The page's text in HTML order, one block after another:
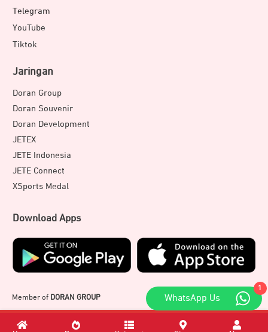
Telegram
YouTube
Tiktok
Jaringan
Doran Group
Doran Souvenir
Doran Development
JETEX
JETE Indonesia
JETE Connect
XSports Medal
Download Apps
Member of DORAN GROUP
1
WhatsApp Us